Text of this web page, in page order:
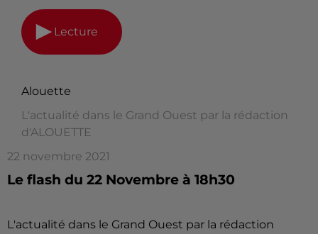
Lecture
Alouette
L'actualité dans le Grand Ouest par la rédaction
d'ALOUETTE
22 novembre 2021
Le flash du 22 Novembre à 18h30
L'actualité dans le Grand Ouest par la rédaction